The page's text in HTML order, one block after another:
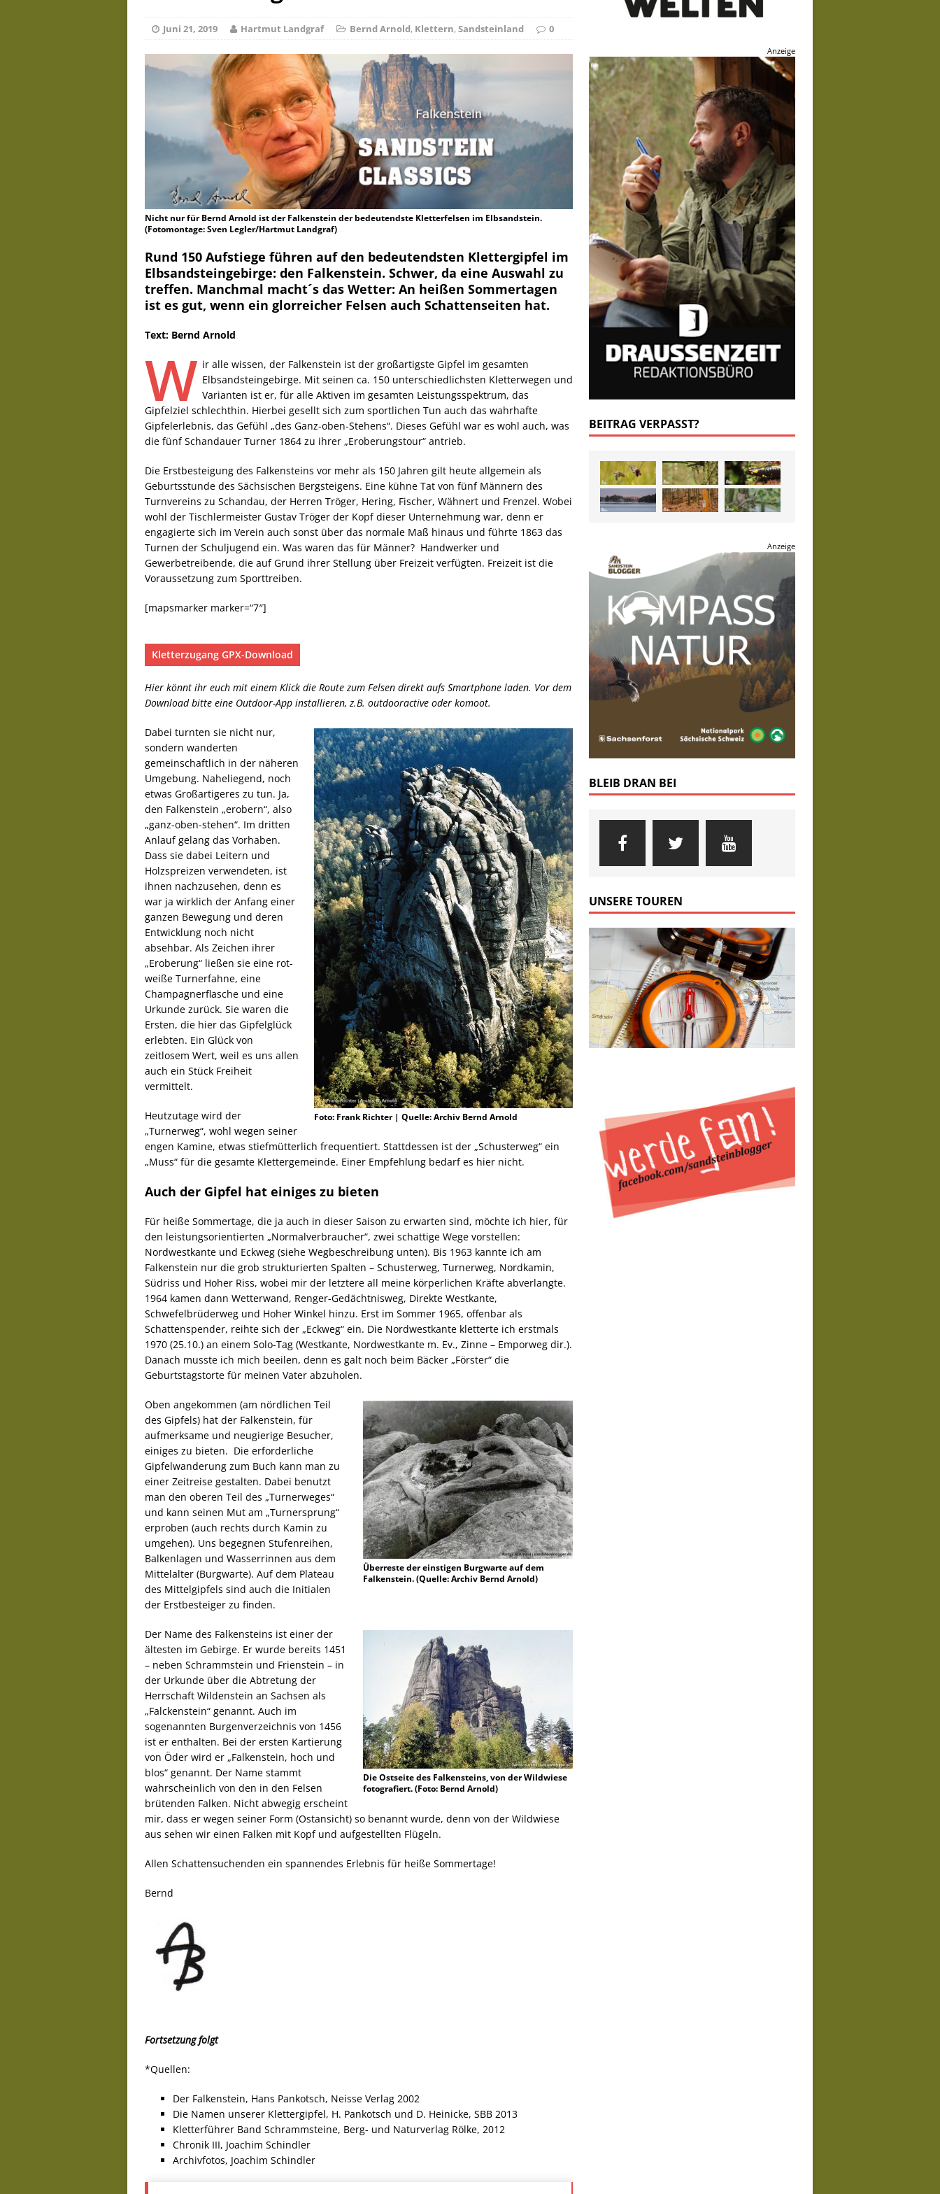
Der Falschspieler DRAUSSEN
Juni 21, 2019 Hartmut Landgraf Bernd Arnold, Klettern,Sandsteinland 0
Nicht nur für Bernd Arnold ist der Falkenstein der bedeutendste Kletterfelsen im Elbsandstein.
(Fotomontage: Sven Legler/Hartmut Landgraf)
Rund 150 Aufstiege führen auf den bedeutendsten Klettergipfel im
Elbsandsteingebirge: den Falkenstein. Schwer, da eine Auswahl zu
treffen. Manchmal macht´s das Wetter: An heißen Sommertagen
ist es gut, wenn ein glorreicher Felsen auch Schattenseiten hat.
Text: Bernd Arnold
W ir alle wissen, der Falkenstein ist der großartigste Gipfel im gesamten
Elbsandsteingebirge. Mit seinen ca. 150 unterschiedlichsten Kletterwegen und
Varianten ist er, für alle Aktiven im gesamten Leistungsspektrum, das
Gipfelziel schlechthin. Hierbei gesellt sich zum sportlichen Tun auch das wahrhafte
Gipfelerlebnis, das Gefühl „des Ganz-oben-Stehens“. Dieses Gefühl war es wohl auch, was
die fünf Schandauer Turner 1864 zu ihrer „Eroberungstour“ antrieb.
Die Erstbesteigung des Falkensteins vor mehr als 150 Jahren gilt heute allgemein als
Geburtsstunde des Sächsischen Bergsteigens. Eine kühne Tat von fünf Männern des
Turnvereins zu Schandau, der Herren Tröger, Hering, Fischer, Wähnert und Frenzel. Wobei
wohl der Tischlermeister Gustav Tröger der Kopf dieser Unternehmung war, denn er
engagierte sich im Verein auch sonst über das normale Maß hinaus und führte 1863 das
Turnen der Schuljugend ein. Was waren das für Männer? Handwerker und
Gewerbetreibende, die auf Grund ihrer Stellung über Freizeit verfügten. Freizeit ist die
Voraussetzung zum Sporttreiben.
[mapsmarker marker=“7″]
Kletterzugang GPX-Download
Hier könnt ihr euch mit einem Klick die Route zum Felsen direkt aufs Smartphone laden. Vor dem
Download bitte eine Outdoor-App installieren, z.B. outdooractive oder komoot.
Foto: Frank Richter | Quelle: Archiv Bernd Arnold
Dabei turnten sie nicht nur,
sondern wanderten
gemeinschaftlich in der näheren
Umgebung. Naheliegend, noch
etwas Großartigeres zu tun. Ja,
den Falkenstein „erobern“, also
„ganz-oben-stehen“. Im dritten
Anlauf gelang das Vorhaben.
Dass sie dabei Leitern und
Holzspreizen verwendeten, ist
ihnen nachzusehen, denn es
war ja wirklich der Anfang einer
ganzen Bewegung und deren
Entwicklung noch nicht
absehbar. Als Zeichen ihrer
„Eroberung“ ließen sie eine rot-
weiße Turnerfahne, eine
Champagnerflasche und eine
Urkunde zurück. Sie waren die
Ersten, die hier das Gipfelglück
erlebten. Ein Glück von
zeitlosem Wert, weil es uns allen
auch ein Stück Freiheit
vermittelt.
Heutzutage wird der
„Turnerweg“, wohl wegen seiner
engen Kamine, etwas stiefmütterlich frequentiert. Stattdessen ist der „Schusterweg“ ein
„Muss“ für die gesamte Klettergemeinde. Einer Empfehlung bedarf es hier nicht.
Auch der Gipfel hat einiges zu bieten
Für heiße Sommertage, die ja auch in dieser Saison zu erwarten sind, möchte ich hier, für
den leistungsorientierten „Normalverbraucher“, zwei schattige Wege vorstellen:
Nordwestkante und Eckweg (siehe Wegbeschreibung unten). Bis 1963 kannte ich am
Falkenstein nur die grob strukturierten Spalten – Schusterweg, Turnerweg, Nordkamin,
Südriss und Hoher Riss, wobei mir der letztere all meine körperlichen Kräfte abverlangte.
1964 kamen dann Wetterwand, Renger-Gedächtnisweg, Direkte Westkante,
Schwefelbrüderweg und Hoher Winkel hinzu. Erst im Sommer 1965, offenbar als
Schattenspender, reihte sich der „Eckweg“ ein. Die Nordwestkante kletterte ich erstmals
1970 (25.10.) an einem Solo-Tag (Westkante, Nordwestkante m. Ev., Zinne – Emporweg dir.).
Danach musste ich mich beeilen, denn es galt noch beim Bäcker „Förster“ die
Geburtstagstorte für meinen Vater abzuholen.
Überreste der einstigen Burgwarte auf dem
Falkenstein. (Quelle: Archiv Bernd Arnold)
Oben angekommen (am nördlichen Teil
des Gipfels) hat der Falkenstein, für
aufmerksame und neugierige Besucher,
einiges zu bieten. Die erforderliche
Gipfelwanderung zum Buch kann man zu
einer Zeitreise gestalten. Dabei benutzt
man den oberen Teil des „Turnerweges“
und kann seinen Mut am „Turnersprung“
erproben (auch rechts durch Kamin zu
umgehen). Uns begegnen Stufenreihen,
Balkenlagen und Wasserrinnen aus dem
Mittelalter (Burgwarte). Auf dem Plateau
des Mittelgipfels sind auch die Initialen
der Erstbesteiger zu finden.
Die Ostseite des Falkensteins, von der Wildwiese
fotografiert. (Foto: Bernd Arnold)
Der Name des Falkensteins ist einer der
ältesten im Gebirge. Er wurde bereits 1451
– neben Schrammstein und Frienstein – in
der Urkunde über die Abtretung der
Herrschaft Wildenstein an Sachsen als
„Falckenstein“ genannt. Auch im
sogenannten Burgenverzeichnis von 1456
ist er enthalten. Bei der ersten Kartierung
von Öder wird er „Falkenstein, hoch und
blos“ genannt. Der Name stammt
wahrscheinlich von den in den Felsen
brütenden Falken. Nicht abwegig erscheint
mir, dass er wegen seiner Form (Ostansicht) so benannt wurde, denn von der Wildwiese
aus sehen wir einen Falken mit Kopf und aufgestellten Flügeln.
Allen Schattensuchenden ein spannendes Erlebnis für heiße Sommertage!
Bernd
Fortsetzung folgt
*Quellen:
Der Falkenstein, Hans Pankotsch, Neisse Verlag 2002
Die Namen unserer Klettergipfel, H. Pankotsch und D. Heinicke, SBB 2013
Kletterführer Band Schrammsteine, Berg- und Naturverlag Rölke, 2012
Chronik III, Joachim Schindler
Archivfotos, Joachim Schindler
Anzeige
BEITRAG VERPASST?
Anzeige
BLEIB DRAN BEI
UNSERE TOUREN